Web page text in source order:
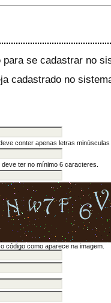
para se cadastrar no
cadastrado no
conter apenas letras
deve ter no mínimo 6 caracteres.
o código como aparece na imagem.